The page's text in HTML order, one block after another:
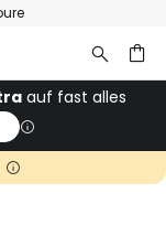
auf fast alles